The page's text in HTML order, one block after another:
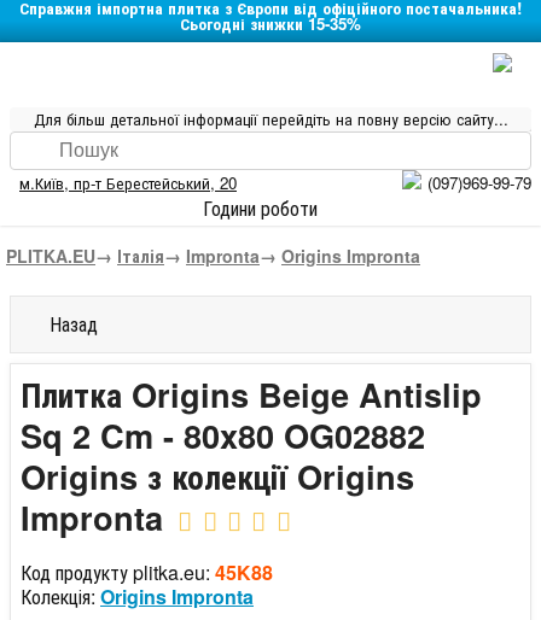
Справжня імпортна плитка з Європи від офіційного постачальника!
Сьогодні знижки 15-35%
Для більш детальної інформації перейдіть на повну версію сайту...
м.Київ, пр-т Берестейський, 20 (097)969-99-79
Години роботи
PLITKA.EU→ Італія→ Impronta→ Origins Impronta
Назад
Плитка Origins Beige Antislip
Sq 2 Cm - 80x80 OG02882
Origins з колекції Origins
Impronta
Код продукту plitka.eu: 45K88
Колекція: Origins Impronta